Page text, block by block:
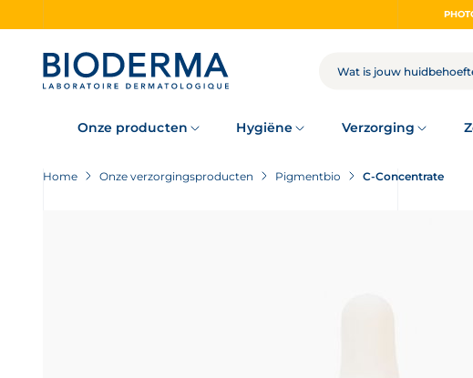
ZOEKOPDRACHT
Onze producten Hygiëne Verzorging
Home Onze verzorgingsproducten Pigmentbio C-Concentrate